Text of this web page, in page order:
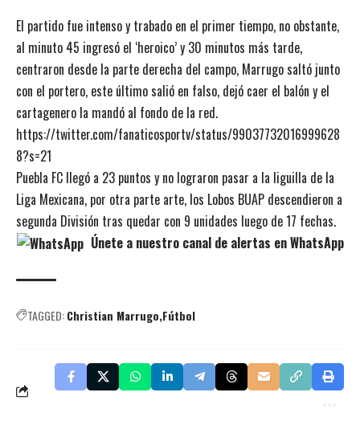
El partido fue intenso y trabado en el primer tiempo, no obstante,
al minuto 45 ingresó el ‘heroico’ y 30 minutos más tarde,
centraron desde la parte derecha del campo, Marrugo saltó junto
con el portero, este último salió en falso, dejó caer el balón y el
cartagenero la mandó al fondo de la red.
https://twitter.com/fanaticosportv/status/99037732016999628
8?s=21
Puebla FC llegó a 23 puntos y no lograron pasar a la liguilla de la
Liga Mexicana, por otra parte arte, los Lobos BUAP descendieron a
segunda División tras quedar con 9 unidades luego de 17 fechas.
Únete a nuestro canal de alertas en WhatsApp
TAGGED:Christian Marrugo Fútbol